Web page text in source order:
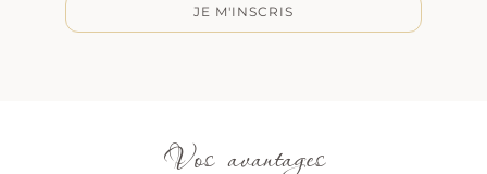
JE M'INSCRIS
Vos avantages